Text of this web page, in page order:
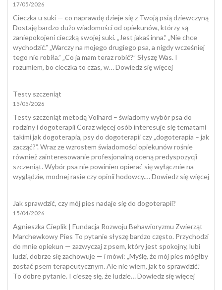
17/05/2026
Cieczka u suki — co naprawdę dzieje się z Twoją psią dziewczyną
Dostaję bardzo dużo wiadomości od opiekunów, którzy są
zaniepokojeni cieczką swojej suki. „Jest jakaś inna.” „Nie chce
wychodzić.” „Warczy na mojego drugiego psa, a nigdy wcześniej
tego nie robiła.” „Co ja mam teraz robić?” Słyszę Was. I
rozumiem, bo cieczka to czas, w…Dowiedz się więcej:
Testy szczeniąt
15/05/2026
Testy szczeniąt metodą Volhard – świadomy wybór psa do
rodziny i dogoterapii Coraz więcej osób interesuje się tematami
takimi jak dogoterapia, psy do dogoterapii czy „dogoterapia – jak
zacząć?”. Wraz ze wzrostem świadomości opiekunów rośnie
również zainteresowanie profesjonalną oceną predyspozycji
szczeniąt. Wybór psa nie powinien opierać się wyłącznie na
wyglądzie, modnej rasie czy opinii hodowcy.…Dowiedz się więcej:
Jak sprawdzić, czy mój pies nadaje się do dogoterapii?
15/04/2026
Agnieszka Cieplik | Fundacja Rozwoju Behawioryzmu Zwierząt
Marchewkowy Pies To pytanie słyszę bardzo często. Przychodzi
do mnie opiekun — zazwyczaj z psem, który jest spokojny, lubi
ludzi, dobrze się zachowuje — i mówi: „Myślę, że mój pies mógłby
zostać psem terapeutycznym. Ale nie wiem, jak to sprawdzić.”
To dobre pytanie. I cieszę się, że ludzie…Dowiedz się więcej: